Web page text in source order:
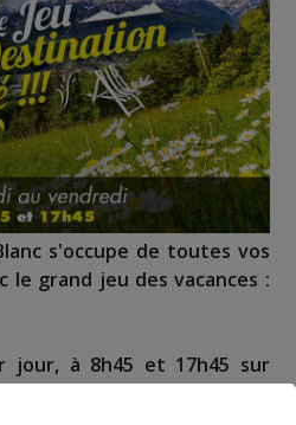
s'occupe de toutes vos
le grand jeu des vacances :
jour, à 8h45 et 17h45 sur